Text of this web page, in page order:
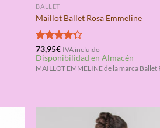
BALLET
Maillot Ballet Rosa Emmeline
Valorado
con4.25
de 5
73,95€ IVA incluido
Disponibilidad en Almacén
MAILLOT EMMELINE de la marca Ballet